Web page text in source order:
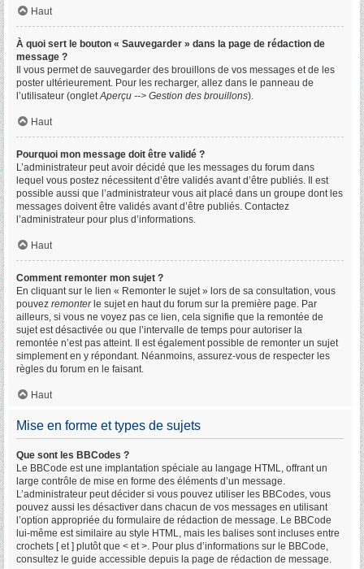
Haut
À quoi sert le bouton « Sauvegarder » dans la page de rédaction de
message ?
Il vous permet de sauvegarder des brouillons de vos messages et de les
poster ultérieurement. Pour les recharger, allez dans le panneau de
l’utilisateur (ongletAperçu --> Gestion des brouillons).
Haut
Pourquoi mon message doit être validé ?
L’administrateur peut avoir décidé que les messages du forum dans
lequel vous postez nécessitent d’être validés avant d’être publiés. Il est
possible aussi que l’administrateur vous ait placé dans un groupe dont les
messages doivent être validés avant d’être publiés. Contactez
l’administrateur pour plus d’informations.
Haut
Comment remonter mon sujet ?
En cliquant sur le lien « Remonter le sujet » lors de sa consultation, vous
pouvez remonterle sujet en haut du forum sur la première page. Par
ailleurs, si vous ne voyez pas ce lien, cela signifie que la remontée de
sujet est désactivée ou que l’intervalle de temps pour autoriser la
remontée n’est pas atteint. Il est également possible de remonter un sujet
simplement en y répondant. Néanmoins, assurez-vous de respecter les
règles du forum en le faisant.
Haut
Mise en forme et types de sujets
Que sont les BBCodes ?
Le BBCode est une implantation spéciale au langage HTML, offrant un
large contrôle de mise en forme des éléments d’un message.
L’administrateur peut décider si vous pouvez utiliser les BBCodes, vous
pouvez aussi les désactiver dans chacun de vos messages en utilisant
l’option appropriée du formulaire de rédaction de message. Le BBCode
lui-même est similaire au style HTML, mais les balises sont incluses entre
crochets [ et ] plutôt que < et >. Pour plus d’informations sur le BBCode,
consultez le guide accessible depuis la page de rédaction de message.